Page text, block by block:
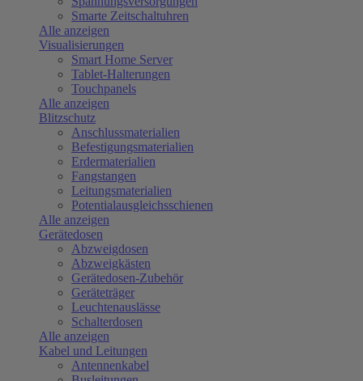
Smarte Zeitschaltuhren
Alle anzeigen
Visualisierungen
Smart Home Server
Tablet-Halterungen
Touchpanels
Alle anzeigen
Blitzschutz
Anschlussmaterialien
Befestigungsmaterialien
Erdermaterialien
Fangstangen
Leitungsmaterialien
Potentialausgleichsschienen
Alle anzeigen
Gerätedosen
Abzweigdosen
Abzweigkästen
Gerätedosen-Zubehör
Geräteträger
Leuchtenauslässe
Schalterdosen
Alle anzeigen
Kabel und Leitungen
Antennenkabel